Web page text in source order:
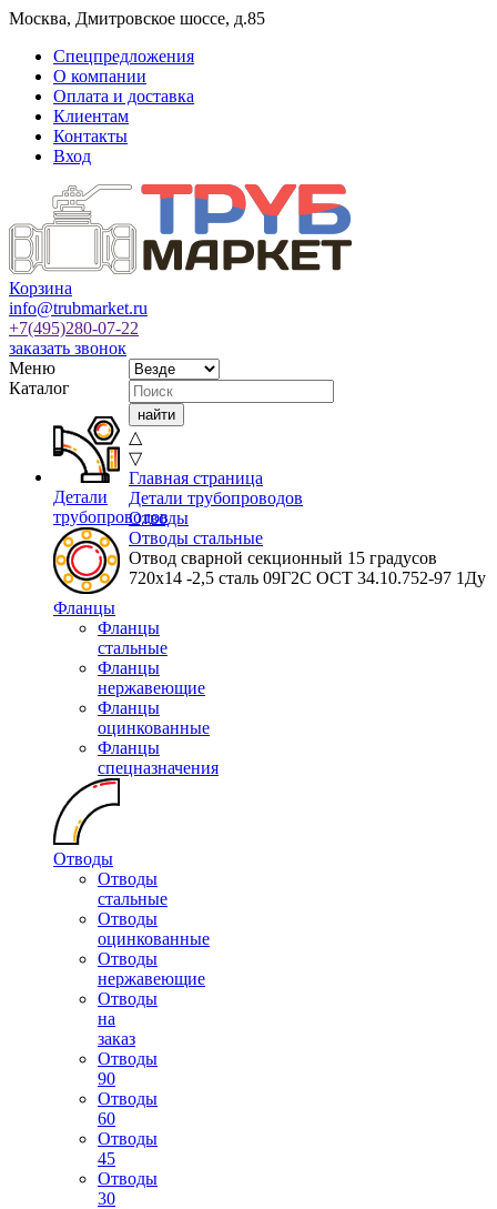
Москва, Дмитровское шоссе, д.85
Спецпредложения
О компании
Оплата и доставка
Клиентам
Контакты
Вход
Корзина
info@trubmarket.ru
+7(495)280-07-22
заказать звонок
Меню
Каталог
Детали
трубопроводов
Фланцы
Фланцы
стальные
Фланцы
нержавеющие
Фланцы
оцинкованные
Фланцы
спецназначения
Отводы
Отводы
стальные
Отводы
оцинкованные
Отводы
нержавеющие
Отводы
на
заказ
Отводы
90
Отводы
60
Отводы
45
Отводы
30
△
▽
Главная страница
Детали трубопроводов
Отводы
Отводы стальные
Отвод сварной секционный 15 градусов
720х14 -2,5 сталь 09Г2С ОСТ 34.10.752-97 1Ду